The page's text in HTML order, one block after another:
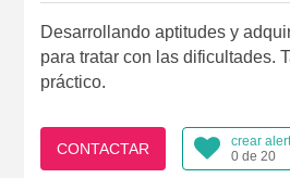
Desarrollando aptitudes y
para tratar con las dificultades.
práctico.
CONTACTAR
crear
0 de 20